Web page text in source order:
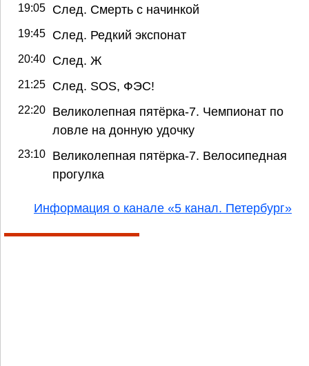
19:05 След. Смерть с начинкой
19:45 След. Редкий экспонат
20:40 След. Ж
21:25 След. SOS, ФЭС!
22:20
Великолепная пятёрка-7. Чемпионат по
ловле на донную удочку
23:10
Великолепная пятёрка-7. Велосипедная
прогулка
Информация о канале «5 канал. Петербург»